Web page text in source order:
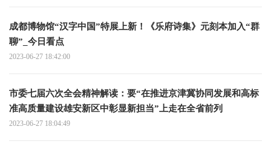
成都博物馆“汉字中国”特展上新！《乐府诗集》元刻本加入“群
聊”_今日看点
2023-06-27 18:42:00
市委七届六次全会精神解读：要“在推进京津冀协同发展和高标
准高质量建设雄安新区中彰显新担当”上走在全省前列
2023-06-27 18:04:49